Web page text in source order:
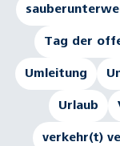
Tag der
Umleitung
Urlaub
verkehr(t)